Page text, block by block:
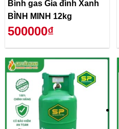
Bình gas Gia đình Xanh
BÌNH MINH 12kg
500000₫